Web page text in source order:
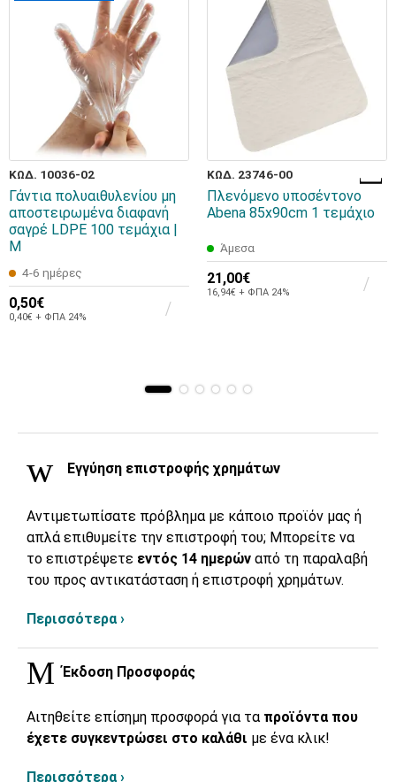
ΚΩΔ. 10036-02
Γάντια πολυαιθυλενίου μη
αποστειρωμένα διαφανή
σαγρέ LDPE 100 τεμάχια |
M
4-6 ημέρες
0,50€
0,40€ + ΦΠΑ 24%
ΚΩΔ. 23746-00
Πλενόμενο υποσέντονο
Abena 85x90cm 1 τεμάχιο
Άμεσα
21,00€
16,94€ + ΦΠΑ 24%
Εγγύηση επιστροφής χρημάτων
Αντιμετωπίσατε πρόβλημα με κάποιο προϊόν μας ή
απλά επιθυμείτε την επιστροφή του; Μπορείτε να
το επιστρέψετε εντός 14 ημερών από τη παραλαβή
του προς αντικατάσταση ή επιστροφή χρημάτων.
Περισσότερα ›
Έκδοση Προσφοράς
Αιτηθείτε επίσημη προσφορά για τα προϊόντα που
έχετε συγκεντρώσει στο καλάθι με ένα κλικ!
Περισσότερα ›